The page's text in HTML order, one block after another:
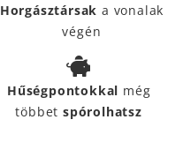
Horgásztársak a vonalak
végén
Hűségpontokkal még
többetspórolhatsz